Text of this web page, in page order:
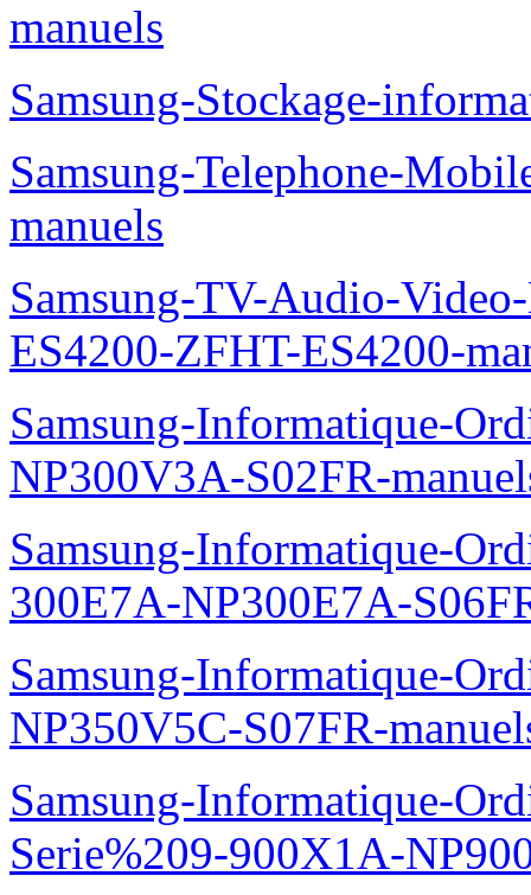
manuels
Samsung-Stockage-
Samsung-Telephone-
manuels
Samsung-TV-Audio-
ES4200-ZFHT-ES4200-
Samsung-Informatique-
NP300V3A-S02FR-
Samsung-Informatique-
300E7A-NP300E7A-
Samsung-Informatique-
NP350V5C-S07FR-
Samsung-Informatique-
Serie%209-900X1A-